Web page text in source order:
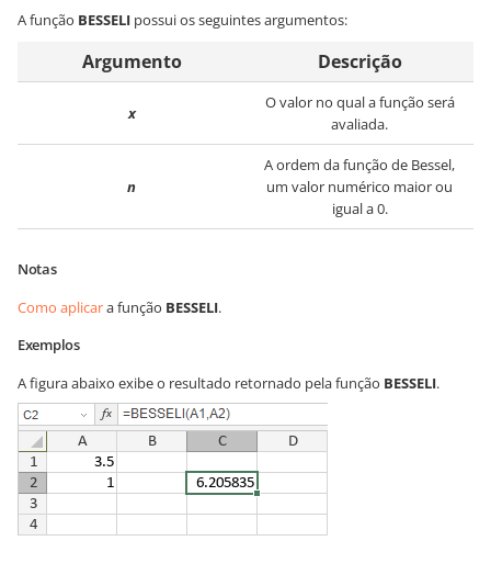
A função BESSELI possui os seguintes argumentos:
Argumento Descrição
x
O valor no qual a função será
avaliada.
n
A ordem da função de Bessel,
um valor numérico maior ou
igual a 0.
Notas
Como aplicara função BESSELI.
Exemplos
A figura abaixo exibe o resultado retornado pela função BESSELI.